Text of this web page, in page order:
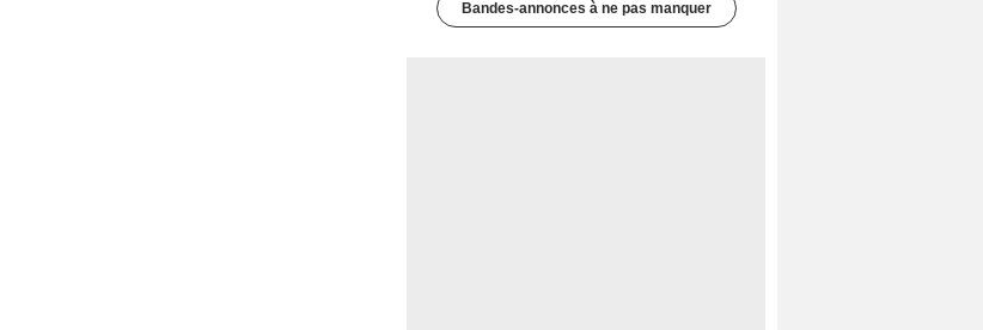
Bandes-annonces à ne pas manquer